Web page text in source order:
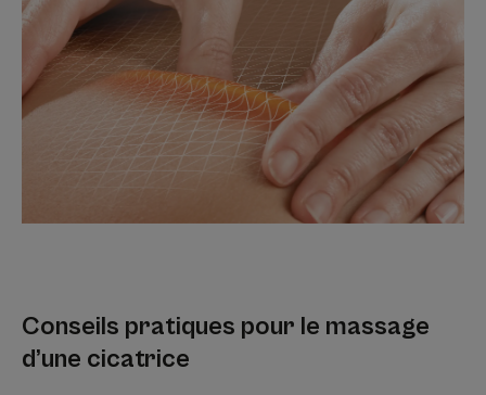
Conseils pratiques pour le massage
d’une cicatrice